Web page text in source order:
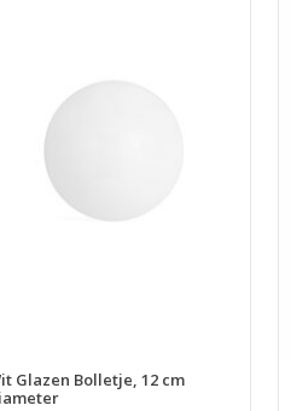
Glazen Bolletje, 12 cm